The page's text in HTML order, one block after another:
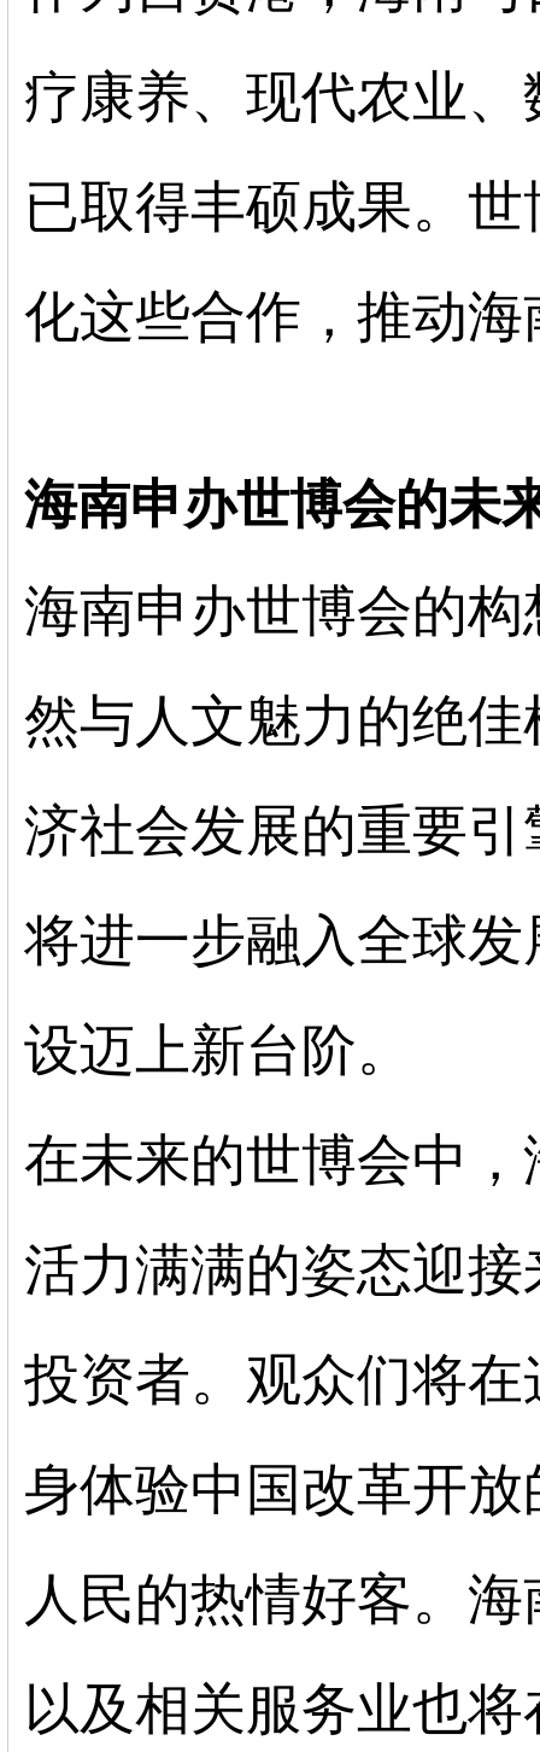
疗康养、现代农业
已取得丰硕成果。
化这些合作，推动
海南申办世博会的未
海南申办世博会的
然与人文魅力的绝
济社会发展的重要
将进一步融入全球
设迈上新台阶。
在未来的世博会中
活力满满的姿态迎
投资者。观众们将
身体验中国改革开
人民的热情好客。
以及相关服务业也